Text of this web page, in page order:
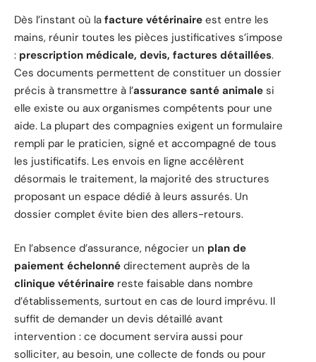
Dès l’instant où la facture vétérinaire est entre les
mains, réunir toutes les pièces justificatives s’impose
: prescription médicale, devis, factures détaillées.
Ces documents permettent de constituer un dossier
précis à transmettre à l’assurance santé animale si
elle existe ou aux organismes compétents pour une
aide. La plupart des compagnies exigent un formulaire
rempli par le praticien, signé et accompagné de tous
les justificatifs. Les envois en ligne accélèrent
désormais le traitement, la majorité des structures
proposant un espace dédié à leurs assurés. Un
dossier complet évite bien des allers-retours.
En l’absence d’assurance, négocier un plan de
paiement échelonné directement auprès de la
clinique vétérinaire reste faisable dans nombre
d’établissements, surtout en cas de lourd imprévu. Il
suffit de demander un devis détaillé avant
intervention : ce document servira aussi pour
solliciter, au besoin, une collecte de fonds ou pour